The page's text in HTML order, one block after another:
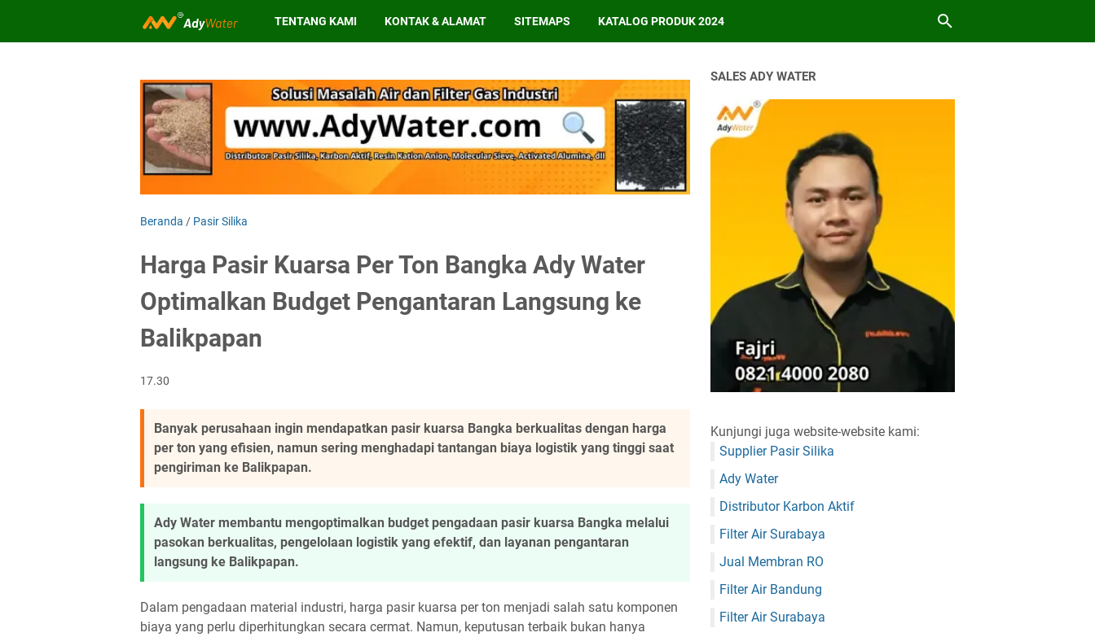
TENTANG KAMI KONTAK & ALAMAT SITEMAPS KATALOG PRODUK 2024
Beranda / Pasir Silika
Harga Pasir Kuarsa Per Ton Bangka Ady Water
Optimalkan Budget Pengantaran Langsung ke
Balikpapan
17.30
Banyak perusahaan ingin mendapatkan pasir kuarsa Bangka berkualitas dengan harga
per ton yang efisien, namun sering menghadapi tantangan biaya logistik yang tinggi saat
pengiriman ke Balikpapan.
Ady Water membantu mengoptimalkan budget pengadaan pasir kuarsa Bangka melalui
pasokan berkualitas, pengelolaan logistik yang efektif, dan layanan pengantaran
langsung ke Balikpapan.
Dalam pengadaan material industri, harga pasir kuarsa per ton menjadi salah satu komponen
biaya yang perlu diperhitungkan secara cermat. Namun, keputusan terbaik bukan hanya
SALES ADY WATER
Kunjungi juga website-website kami:
Supplier Pasir Silika
Ady Water
Distributor Karbon Aktif
Filter Air Surabaya
Jual Membran RO
Filter Air Bandung
Filter Air Surabaya